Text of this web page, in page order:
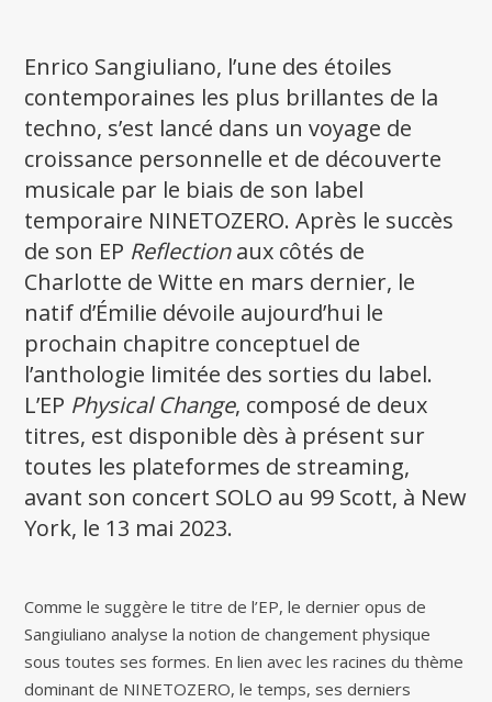
Enrico Sangiuliano, l’une des étoiles
contemporaines les plus brillantes de la
techno, s’est lancé dans un voyage de
croissance personnelle et de découverte
musicale par le biais de son label
temporaire NINETOZERO. Après le succès
de son EP Reflectionaux côtés de
Charlotte de Witte en mars dernier, le
natif d’Émilie dévoile aujourd’hui le
prochain chapitre conceptuel de
l’anthologie limitée des sorties du label.
L’EP Physical Change, composé de deux
titres, est disponible dès à présent sur
toutes les plateformes de streaming,
avant son concert SOLO au 99 Scott, à New
York, le 13 mai 2023.
Comme le suggère le titre de l’EP, le dernier opus de
Sangiuliano analyse la notion de changement physique
sous toutes ses formes. En lien avec les racines du thème
dominant de NINETOZERO, le temps, ses derniers